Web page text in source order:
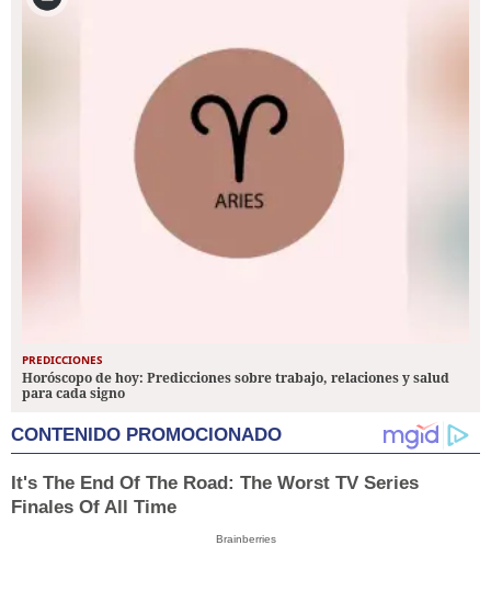
PREDICCIONES
Horóscopo de hoy: Predicciones sobre trabajo, relaciones y salud
para cada signo
CONTENIDO PROMOCIONADO
It's The End Of The Road: The Worst TV Series
Finales Of All Time
Brainberries